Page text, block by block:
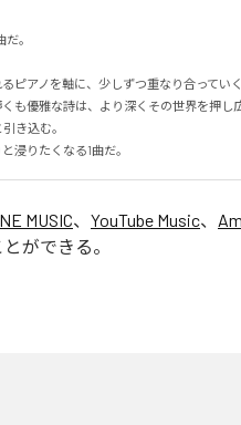
。
ピアノを軸に、少しずつ重なり合ってい
も優雅な詩は、より深くその世界を押し
き込む。
浸りたくなる1曲だ。
MUSIC、 YouTube Music、
ができる。